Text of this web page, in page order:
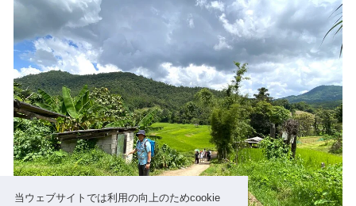
当ウェブサイトでは利用の向上のためcookie